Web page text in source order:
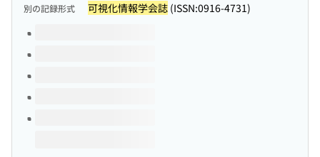
別の記録形式 可視化情報学会誌 (ISSN:0916-4731)
このタイトルの巻号